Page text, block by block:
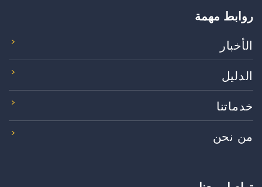
روابط مهمة
الأخبار
الدليل
خدماتنا
من نحن